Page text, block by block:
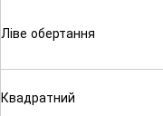
Ліве обертання
Квадратний